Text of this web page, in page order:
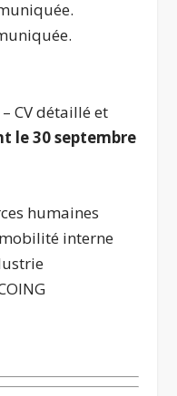
CV détaillé et
le 30 septembre
humaines
interne